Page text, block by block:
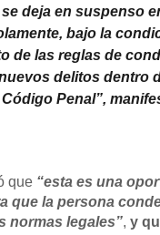
deja en suspenso
bajo la
de las reglas de
delitos dentro
Penal”,
que “esta es una
que la persona
normas legales”, y